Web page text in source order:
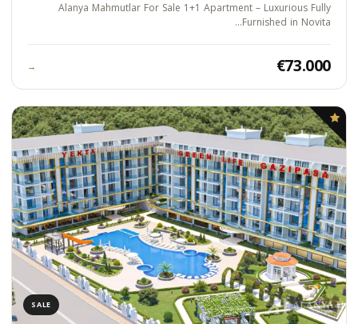
Alanya Mahmutlar For Sale 1+1 Apartment – Luxurious Fully
Furnished in Novita…
€73.000
→
SALE